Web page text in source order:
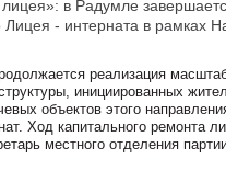
в Радумле
Лицея - интерната в рамках
реализация
инициированных
объектов этого
Ход капитального ремонта
местного отделения